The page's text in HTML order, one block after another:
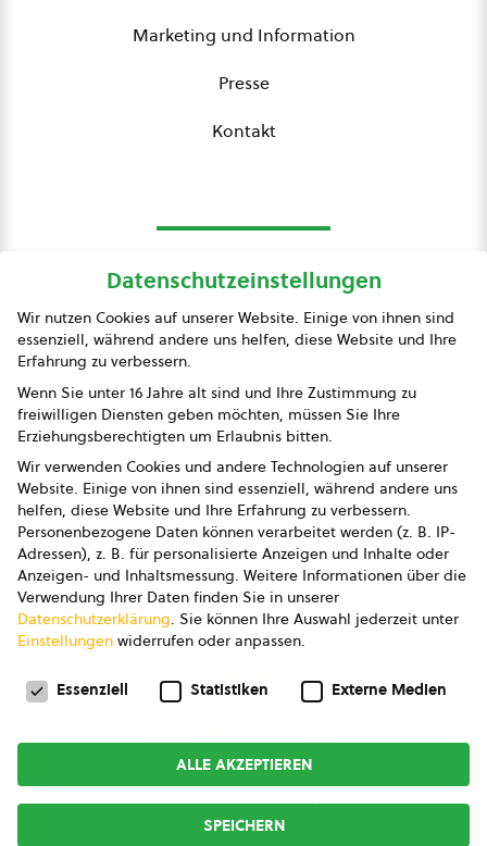
Marketing und Information
Presse
Kontakt
Presse
Impressum
Datenschutz
AGB
AGB Marketing GmbH
AGB Bildung
Newsletter
Copyright © 2026bio austria
Datenschutzeinstellungen
Wir nutzen Cookies auf unserer Website. Einige von ihnen sind
essenziell, während andere uns helfen, diese Website und Ihre
Erfahrung zu verbessern.
Wenn Sie unter 16 Jahre alt sind und Ihre Zustimmung zu
freiwilligen Diensten geben möchten, müssen Sie Ihre
Erziehungsberechtigten um Erlaubnis bitten.
Wir verwenden Cookies und andere Technologien auf unserer
Website. Einige von ihnen sind essenziell, während andere uns
helfen, diese Website und Ihre Erfahrung zu verbessern.
Personenbezogene Daten können verarbeitet werden (z. B. IP-
Adressen), z. B. für personalisierte Anzeigen und Inhalte oder
Anzeigen- und Inhaltsmessung. Weitere Informationen über die
Verwendung Ihrer Daten finden Sie in unserer
Datenschutzerklärung. Sie können Ihre Auswahl jederzeit unter
Einstellungen widerrufen oder anpassen.
Datenschutzeinstellungen
Essenziell Statistiken Externe Medien
ALLE AKZEPTIEREN
SPEICHERN